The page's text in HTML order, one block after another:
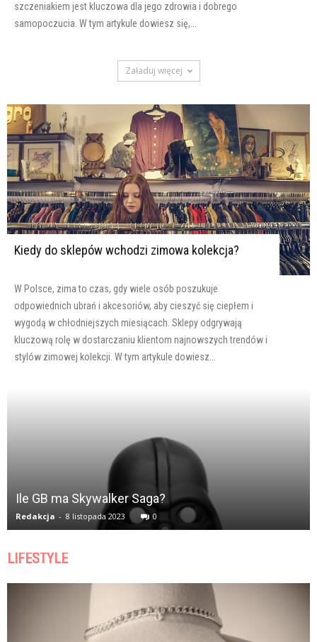
szczeniakiem jest kluczowa dla jego zdrowia i dobrego
samopoczucia. W tym artykule dowiesz się,...
Załaduj więcej
Kiedy do sklepów wchodzi zimowa kolekcja?
W Polsce, zima to czas, gdy wiele osób poszukuje
odpowiednich ubrań i akcesoriów, aby cieszyć się ciepłem i
wygodą w chłodniejszych miesiącach. Sklepy odgrywają
kluczową rolę w dostarczaniu klientom najnowszych trendów i
stylów zimowej kolekcji. W tym artykule dowiesz...
Ile GB ma Skywalker Saga?
Redakcja - 8 listopada 2023 0
LIFESTYLE